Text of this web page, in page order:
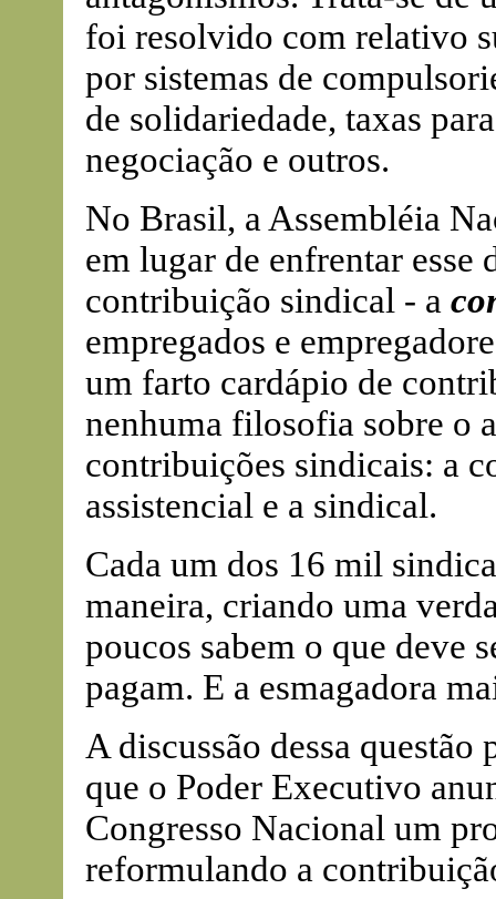
foi resolvido com relativo
por sistemas de
de solidariedade, taxas
negociação e outros.
No Brasil, a Assembléia
em lugar de enfrentar esse
contribuição sindical - a
empregados e
um farto cardápio de
nenhuma filosofia sobre o
contribuições sindicais: a
assistencial e a sindical.
Cada um dos 16 mil
maneira, criando uma
poucos sabem o que deve
pagam. E a esmagadora
A discussão dessa
que o Poder Executivo
Congresso Nacional um
reformulando a